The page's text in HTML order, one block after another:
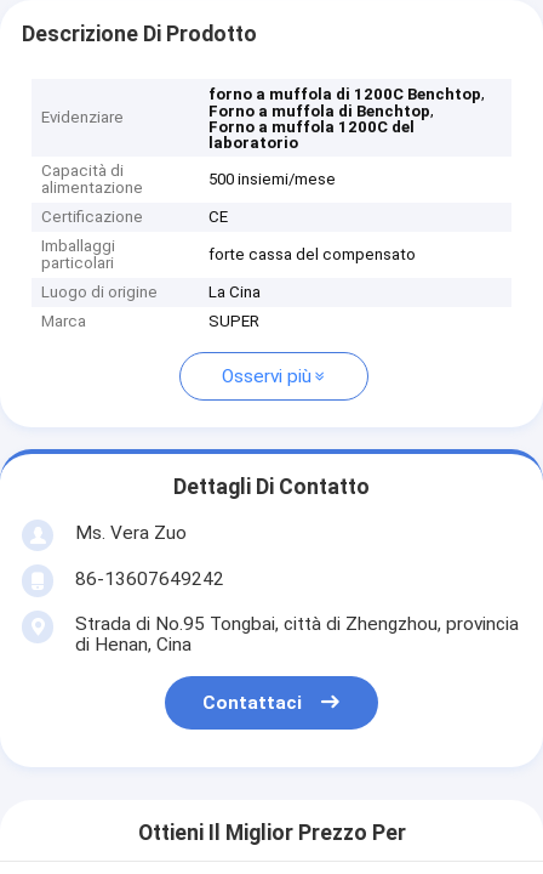
Descrizione Di Prodotto
Evidenziare
forno a muffola di 1200C Benchtop,
Forno a muffola di Benchtop,
Forno a muffola 1200C del
laboratorio
Capacità di
alimentazione
500 insiemi/mese
Certificazione
CE
Imballaggi
particolari
forte cassa del compensato
Luogo di origine
La Cina
Marca
SUPER
Osservi più
Dettagli Di Contatto
Ms. Vera Zuo
86-13607649242
Strada di No.95 Tongbai, città di Zhengzhou, provincia
di Henan, Cina
Contattaci
Ottieni Il Miglior Prezzo Per